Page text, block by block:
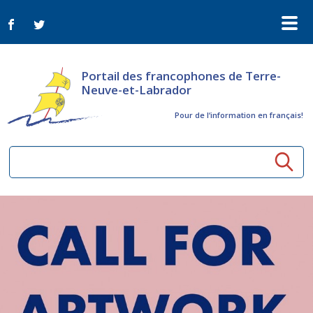
Portail des francophones de Terre-
Neuve-et-Labrador
Pour de l‘information en français!
Aînés
Activités à distance
ConnectAînés
Arts et culture
Appels d'offres du secteur culturel
Plan de Développement Global
Organismes
Nouvelles
Bulletin Le FrancoTNL